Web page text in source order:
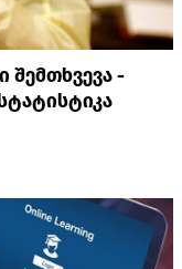
შემთხვევა -